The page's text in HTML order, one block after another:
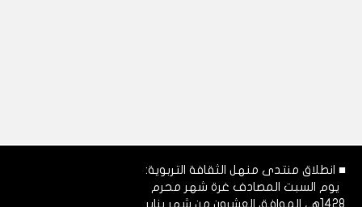
■ انطلاق منتدى منهل الثقافة التربوية:
يوم السبت المصادف غرة شهر محرم
1428هـ، الموافق العشرون من شهر يناير